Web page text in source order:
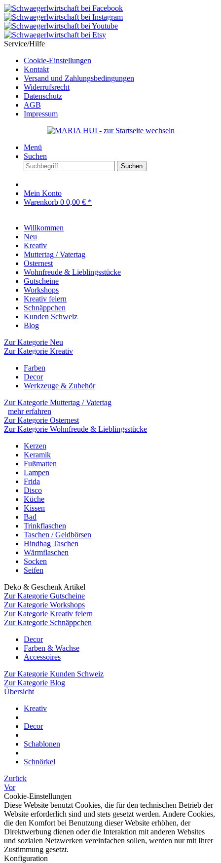
Service/Hilfe
Cookie-Einstellungen
Kontakt
Versand und Zahlungsbedingungen
Widerrufsrecht
Datenschutz
AGB
Impressum
Menü
Suchen
Suchen
Mein Konto
Warenkorb 0 0,00 € *
Willkommen
Neu
Kreativ
Muttertag / Vatertag
Osternest
Wohnfreude & Lieblingsstücke
Gutscheine
Workshops
Kreativ feiern
Schnäppchen
Kunden Schweiz
Blog
Zur Kategorie Neu
Zur Kategorie Kreativ
Farben
Decor
Werkzeuge & Zubehör
Zur Kategorie Muttertag / Vatertag
mehr erfahren
Zur Kategorie Osternest
Zur Kategorie Wohnfreude & Lieblingsstücke
Kerzen
Keramik
Fußmatten
Lampen
Frida
Disco
Küche
Kissen
Bad
Trinkflaschen
Taschen / Geldbörsen
Hindbag Taschen
Wärmflaschen
Socken
Seifen
Deko & Geschenk Artikel
Zur Kategorie Gutscheine
Zur Kategorie Workshops
Zur Kategorie Kreativ feiern
Zur Kategorie Schnäppchen
Decor
Farben & Wachse
Accessoires
Zur Kategorie Kunden Schweiz
Zur Kategorie Blog
Übersicht
Kreativ
Decor
Schablonen
Schnörkel
Zurück
Vor
Cookie-Einstellungen
Diese Website benutzt Cookies, die für den technischen Betrieb der
Website erforderlich sind und stets gesetzt werden. Andere Cookies,
die den Komfort bei Benutzung dieser Website erhöhen, der
Direktwerbung dienen oder die Interaktion mit anderen Websites
und sozialen Netzwerken vereinfachen sollen, werden nur mit Ihrer
Zustimmung gesetzt.
Konfiguration